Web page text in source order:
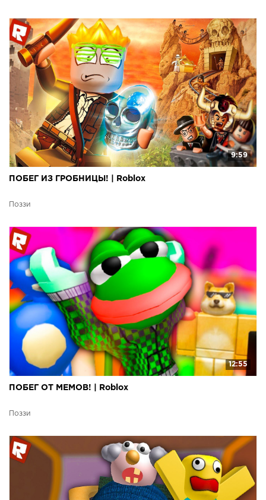
9:59
ПОБЕГ ИЗ ГРОБНИЦЫ! | Roblox
Поззи
12:55
ПОБЕГ ОТ МЕМОВ! | Roblox
Поззи